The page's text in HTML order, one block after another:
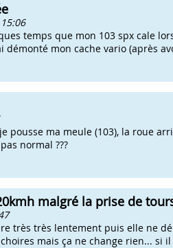
temps que mon 103 spx cale
démonté mon cache vario (après
pousse ma meule (103), la roue
normal ???
malgré la prise de
très très lentement puis elle ne
mais ça ne change rien... si il